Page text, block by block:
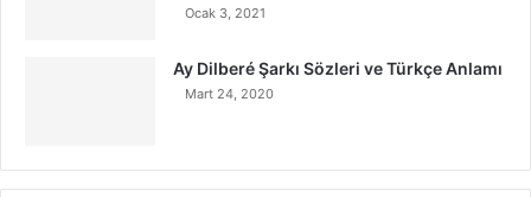
Ocak 3, 2021
Ay Dilberé Şarkı Sözleri ve Türkçe Anlamı
Mart 24, 2020